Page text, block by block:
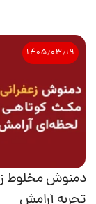
۱۴۰۵٫۰۳٫۱۹
دمنوش مخلوط
تجربه آرامش